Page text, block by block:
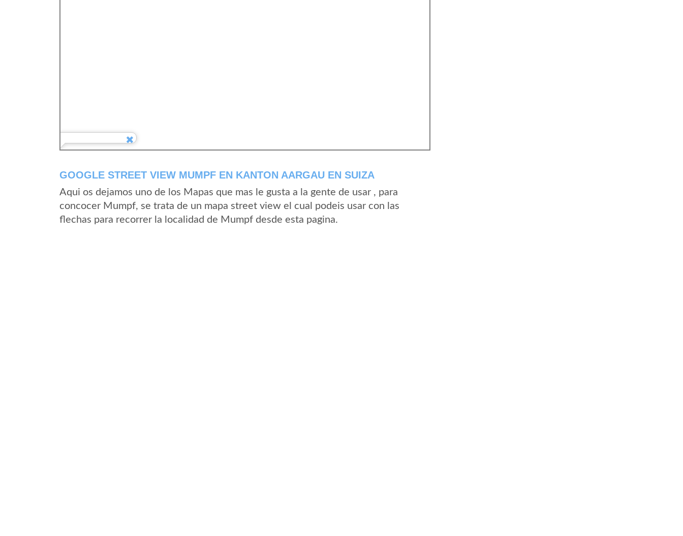
GOOGLE STREET VIEW MUMPF EN KANTON AARGAU EN SUIZA
Aqui os dejamos uno de los Mapas que mas le gusta a la gente de usar , para
concocer Mumpf, se trata de un mapa street view el cual podeis usar con las
flechas para recorrer la localidad de Mumpf desde esta pagina.